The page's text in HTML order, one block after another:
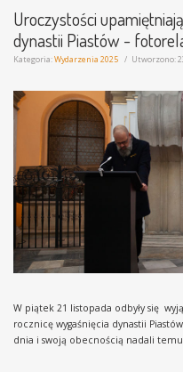
Uroczystości
dynastii Piastów -
Kategoria:Wydarzenia 2025 Utworzono:
W piątek 21 listopada odbyły się
rocznicę wygaśnięcia dynastii
dnia i swoją obecnością nadali